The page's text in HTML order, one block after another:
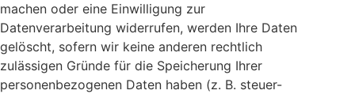
machen oder eine Einwilligung zur
Datenverarbeitung widerrufen, werden Ihre Daten
gelöscht, sofern wir keine anderen rechtlich
zulässigen Gründe für die Speicherung Ihrer
personenbezogenen Daten haben (z. B. steuer-